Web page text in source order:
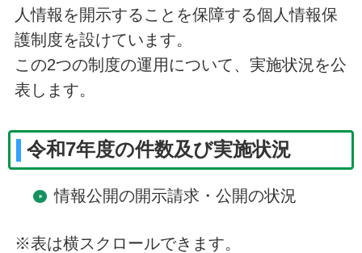
人情報を開示することを保障する個人情報保
護制度を設けています。
この2つの制度の運用について、実施状況を公
表します。
令和7年度の件数及び実施状況
情報公開の開示請求・公開の状況
※表は横スクロールできます。